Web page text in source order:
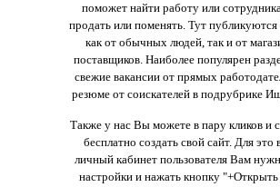
поможет найти работу или
продать или поменять. Тут публикуются
как от обычных людей, так и от
поставщиков. Наиболее популярен
свежие вакансии от прямых
резюме от соискателей в подрубрике
Также у нас Вы можете в пару кликов и
бесплатно создать свой сайт. Для это
личный кабинет пользователя Вам
настройки и нажать кнопку "+Открыть